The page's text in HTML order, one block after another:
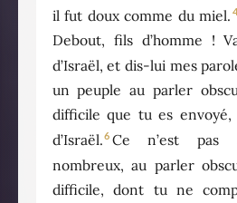
il fut doux comme du miel. 4
Debout, fils d’homme !
d’Israël, et dis-lui mes
un peuple au parler
difficile que tu es envoyé,
d’Israël.6 Ce n’est pas
nombreux, au parler
difficile, dont tu ne